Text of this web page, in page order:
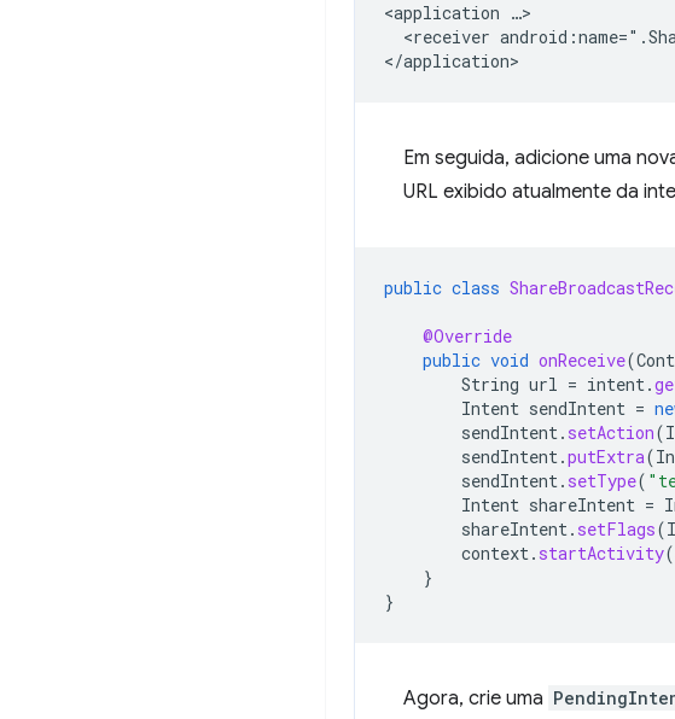
<application
<receiver
Em seguida, adicione uma
URL exibido atualmente da
public class
@Override
public void onReceive(
String url = intent.
Intent sendIntent =
sendIntent. setAction(
sendIntent.putExtra(
sendIntent. setType(
Intent shareIntent =
shareIntent. setFlags(
context. startActivity(
}
}
Agora, crie uma